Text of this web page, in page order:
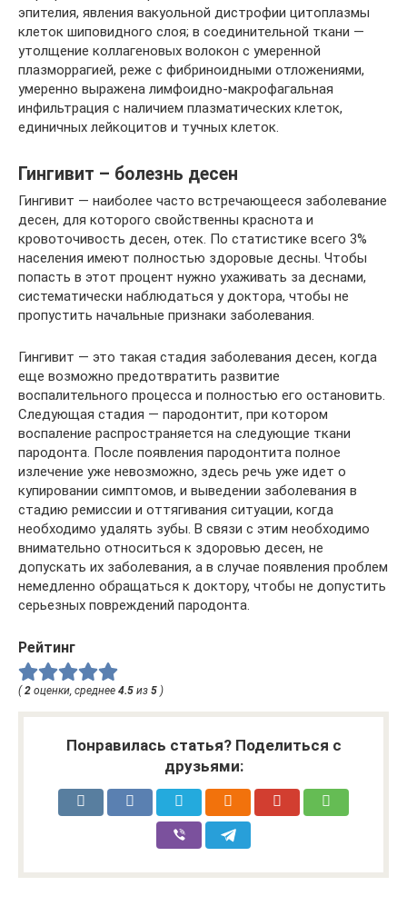
эпителия, явления вакуольной дистрофии цитоплазмы
клеток шиповидного слоя; в соединительной ткани —
утолщение коллагеновых волокон с умеренной
плазморрагией, реже с фибриноидными отложениями,
умеренно выражена лимфоидно-макрофагальная
инфильтрация с наличием плазматических клеток,
единичных лейкоцитов и тучных клеток.
Гингивит – болезнь десен
Гингивит — наиболее часто встречающееся заболевание
десен, для которого свойственны краснота и
кровоточивость десен, отек. По статистике всего 3%
населения имеют полностью здоровые десны. Чтобы
попасть в этот процент нужно ухаживать за деснами,
систематически наблюдаться у доктора, чтобы не
пропустить начальные признаки заболевания.
Гингивит — это такая стадия заболевания десен, когда
еще возможно предотвратить развитие
воспалительного процесса и полностью его остановить.
Следующая стадия — пародонтит, при котором
воспаление распространяется на следующие ткани
пародонта. После появления пародонтита полное
излечение уже невозможно, здесь речь уже идет о
купировании симптомов, и выведении заболевания в
стадию ремиссии и оттягивания ситуации, когда
необходимо удалять зубы. В связи с этим необходимо
внимательно относиться к здоровью десен, не
допускать их заболевания, а в случае появления проблем
немедленно обращаться к доктору, чтобы не допустить
серьезных повреждений пародонта.
Рейтинг
( 2 оценки, среднее 4.5 из 5 )
Понравилась статья? Поделиться с
друзьями: